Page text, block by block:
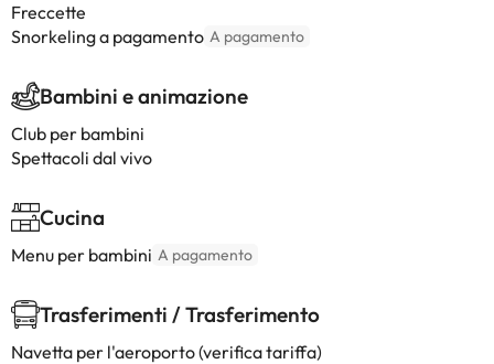
Freccette
Snorkeling a pagamento A pagamento
Bambini e animazione
Club per bambini
Spettacoli dal vivo
Cucina
Menu per bambini A pagamento
Trasferimenti / Trasferimento
Navetta per l'aeroporto (verifica tariffa)